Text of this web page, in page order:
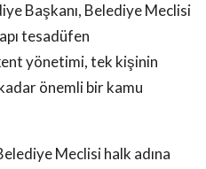
Başkanı, Belediye Meclisi
tesadüfen
yönetimi, tek kişinin
önemli bir kamu
Meclisi halk adına